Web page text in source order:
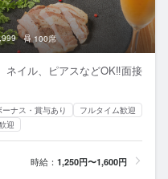
100席
ネイル、ピアスなどOK‼︎面接
ーナス・賞与あり
フルタイム歓迎
迎
時給： 1,250円〜1,600円